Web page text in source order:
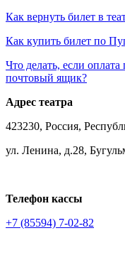
Как вернуть билет в
Как купить билет по
Что делать, если
почтовый ящик?
Адрес театра
423230, Россия,
ул. Ленина, д.28,
Телефон кассы
+7 (85594) 7-02-82